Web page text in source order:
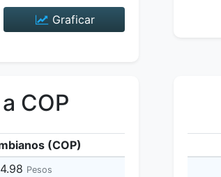
Graficar
COP
(COP)
Pesos